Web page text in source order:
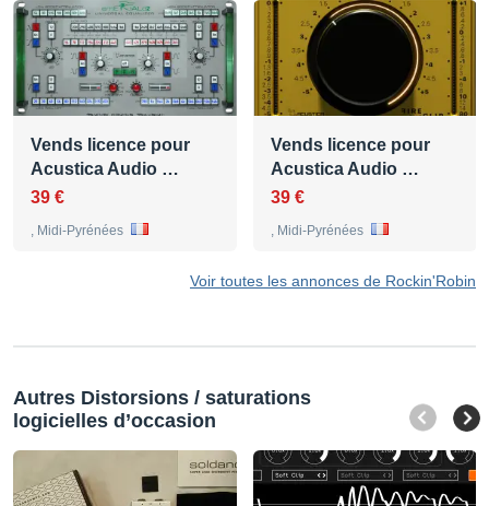
Vends licence pour
Acustica Audio …
39 €
, Midi-Pyrénées
Vends licence pour
Acustica Audio …
39 €
, Midi-Pyrénées
Voir toutes les annonces de Rockin'Robin
Autres Distorsions / saturations
logicielles d’occasion